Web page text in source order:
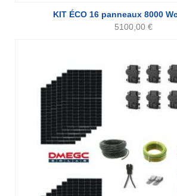
KIT ÉCO 16 panneaux 8000
5100,00 €